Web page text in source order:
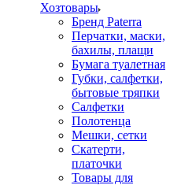
Хозтовары
Бренд Paterra
Перчатки, маски,
бахилы, плащи
Бумага туалетная
Губки, салфетки,
бытовые тряпки
Салфетки
Полотенца
Мешки, сетки
Скатерти,
платочки
Товары для